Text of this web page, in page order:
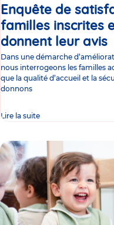
Enquête de
familles inscrites
donnent leur avis
Dans une démarche
nous interrogeons les familles
que la qualité d’accueil et la
donnons
Lire la suite